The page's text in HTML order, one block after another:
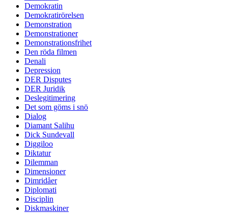
Demokratin
Demokratirörelsen
Demonstration
Demonstrationer
Demonstrationsfrihet
Den röda filmen
Denali
Depression
DER Disputes
DER Juridik
Deslegitimering
Det som göms i snö
Dialog
Diamant Salihu
Dick Sundevall
Diggiloo
Diktatur
Dilemman
Dimensioner
Dimridåer
Diplomati
Disciplin
Diskmaskiner